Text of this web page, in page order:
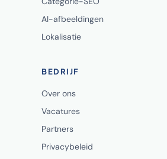
AI-afbeeldingen
Lokalisatie
BEDRIJF
Over ons
Vacatures
Partners
Privacybeleid